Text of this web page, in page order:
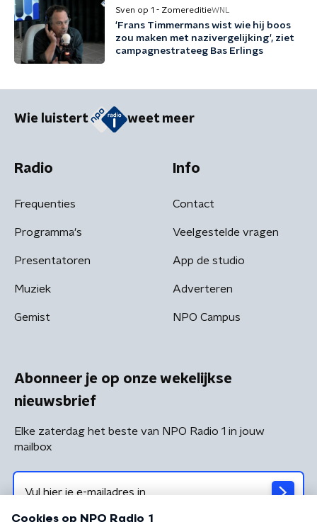
Sven op 1 - ZomereditieWNL
'Frans Timmermans wist wie hij boos
zou maken met nazivergelijking', ziet
campagnestrateeg Bas Erlings
Wie luistert weet meer
Radio
Frequenties
Programma's
Presentatoren
Muziek
Gemist
Info
Contact
Veelgestelde vragen
App de studio
Adverteren
NPO Campus
Abonneer je op onze wekelijkse
nieuwsbrief
Elke zaterdag het beste van NPO Radio 1 in jouw
mailbox